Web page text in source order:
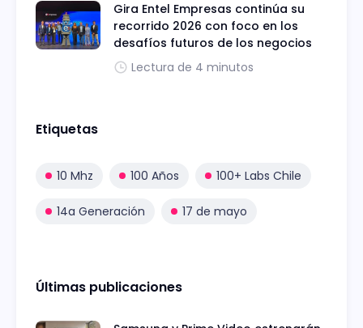
Gira Entel Empresas continúa su
recorrido 2026 con foco en los
desafíos futuros de los negocios
Lectura de 4 minutos
Etiquetas
10 Mhz 100 Años 100+ Labs Chile
14a Generación 17 de mayo
Últimas publicaciones